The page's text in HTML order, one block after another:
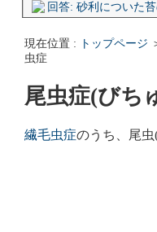
回答: 砂利についた
回答: ガラス面に卵
現在位置 : トップページ
虫症
尾虫症(びち
繊毛虫症のうち、尾虫